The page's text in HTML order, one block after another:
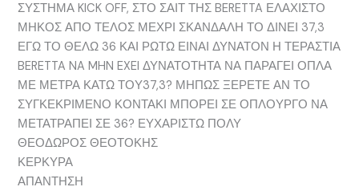
ΣΥΣΤΗΜΑ KICK OFF, ΣΤΟ ΣΑΙΤ ΤΗΣ BERETTA ΕΛΑΧΙΣΤΟ
ΜΗΚΟΣ ΑΠΟ ΤΕΛΟΣ ΜΕΧΡΙ ΣΚΑΝΔΑΛΗ ΤΟ ΔΙΝΕΙ 37,3
ΕΓΩ ΤΟ ΘΕΛΩ 36 ΚΑΙ ΡΩΤΩ ΕΙΝΑΙ ΔΥΝΑΤΟΝ Η ΤΕΡΑΣΤΙΑ
BERETTA NA MHN EXEI ΔΥΝΑΤΟΤΗΤΑ ΝΑ ΠΑΡΑΓΕΙ ΟΠΛΑ
ΜΕ ΜΕΤΡΑ ΚΑΤΩ ΤΟΥ37,3? ΜΗΠΩΣ ΞΕΡΕΤΕ ΑΝ ΤΟ
ΣΥΓΚΕΚΡΙΜΕΝΟ ΚΟΝΤΑΚΙ ΜΠΟΡΕΙ ΣΕ ΟΠΛΟΥΡΓΟ ΝΑ
ΜΕΤΑΤΡΑΠΕΙ ΣΕ 36? ΕΥΧΑΡΙΣΤΩ ΠΟΛΥ
ΘΕΟΔΩΡΟΣ ΘΕΟΤΟΚΗΣ
ΚΕΡΚΥΡΑ
ΑΠΑΝΤΗΣΗ